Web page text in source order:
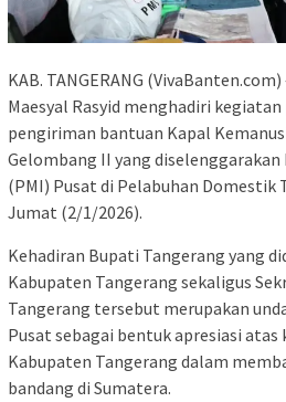
KAB. TANGERANG
Maesyal Rasyid menghadiri
pengiriman bantuan Kapal
Gelombang II yang diselenggarakan
(PMI) Pusat di Pelabuhan Domestik
Jumat (2/1/2026).
Kehadiran Bupati Tangerang yang
Kabupaten Tangerang sekaligus
Tangerang tersebut merupakan
Pusat sebagai bentuk apresiasi
Kabupaten Tangerang dalam
bandang di Sumatera.